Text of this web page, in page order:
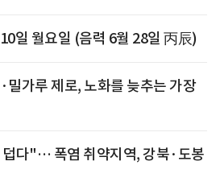
일 월요일 (음력 6월 28일 丙辰)
밀가루 제로, 노화를 늦추는 가장
덥다"… 폭염 취약지역, 강북·도봉